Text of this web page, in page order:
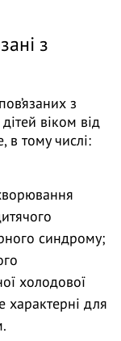
з
з
віком від
в тому числі:
синдрому;
холодової
характерні для